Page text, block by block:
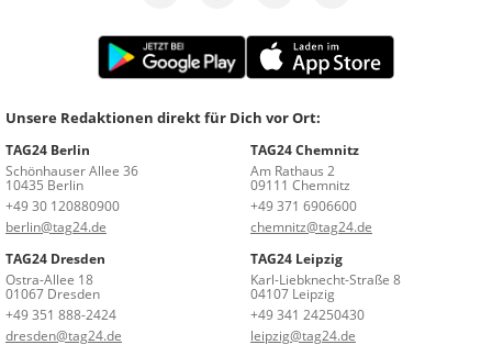
Unsere Redaktionen direkt für Dich vor Ort:
TAG24 Berlin
Schönhauser Allee 36
10435 Berlin
+49 30 120880900
berlin@tag24.de
TAG24 Chemnitz
Am Rathaus 2
09111 Chemnitz
+49 371 6906600
chemnitz@tag24.de
TAG24 Dresden
Ostra-Allee 18
01067 Dresden
+49 351 888-2424
dresden@tag24.de
TAG24 Leipzig
Karl-Liebknecht-Straße 8
04107 Leipzig
+49 341 24250430
leipzig@tag24.de